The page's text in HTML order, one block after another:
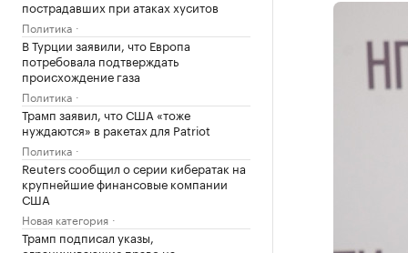
пострадавших при атаках хуситов
Политика
В Турции заявили, что Европа
потребовала подтверждать
происхождение газа
Политика
Трамп заявил, что США «тоже
нуждаются» в ракетах для Patriot
Политика
Reuters сообщил о серии кибератак на
крупнейшие финансовые компании
США
Новая категория
Трамп подписал указы,